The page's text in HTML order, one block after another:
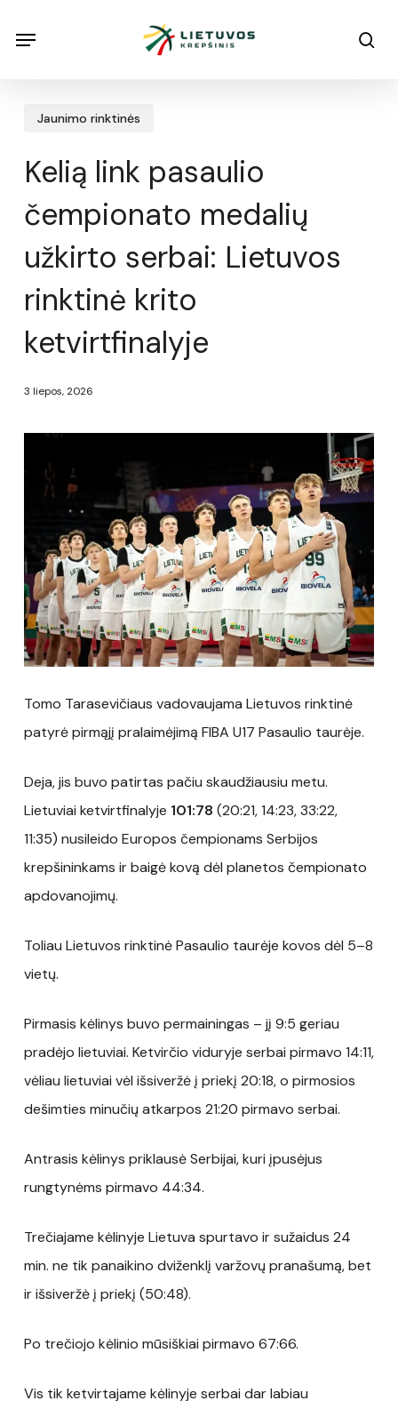
Menu
Jaunimo rinktinės
Kelią link pasaulio
čempionato medalių
užkirto serbai: Lietuvos
rinktinė krito
ketvirtfinalyje
3 liepos, 2026
Tomo Tarasevičiaus vadovaujama Lietuvos rinktinė
patyrė pirmąjį pralaimėjimą FIBA U17 Pasaulio taurėje.
Deja, jis buvo patirtas pačiu skaudžiausiu metu.
Lietuviai ketvirtfinalyje 101:78 (20:21, 14:23, 33:22,
11:35) nusileido Europos čempionams Serbijos
krepšininkams ir baigė kovą dėl planetos čempionato
apdovanojimų.
Toliau Lietuvos rinktinė Pasaulio taurėje kovos dėl 5–8
vietų.
Pirmasis kėlinys buvo permainingas – jį 9:5 geriau
pradėjo lietuviai. Ketvirčio viduryje serbai pirmavo 14:11,
vėliau lietuviai vėl išsiveržė į priekį 20:18, o pirmosios
dešimties minučių atkarpos 21:20 pirmavo serbai.
Antrasis kėlinys priklausė Serbijai, kuri įpusėjus
rungtynėms pirmavo 44:34.
Trečiajame kėlinyje Lietuva spurtavo ir sužaidus 24
min. ne tik panaikino dviženklį varžovų pranašumą, bet
ir išsiveržė į priekį (50:48).
Po trečiojo kėlinio mūsiškiai pirmavo 67:66.
Vis tik ketvirtajame kėlinyje serbai dar labiau